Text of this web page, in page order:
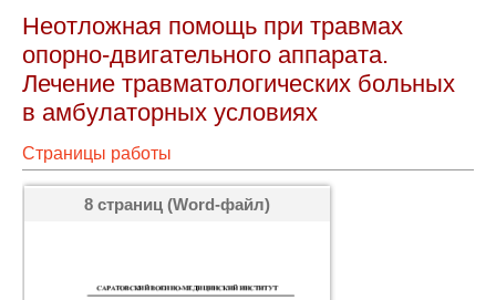
Неотложная помощь при травмах
опорно-двигательного аппарата.
Лечение травматологических больных
в амбулаторных условиях
Страницы работы
8 страниц (Word-файл)